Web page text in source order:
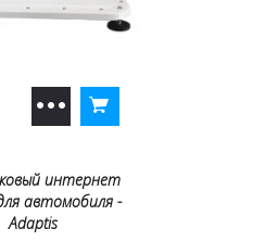
интернет
автомобиля -
Adaptis